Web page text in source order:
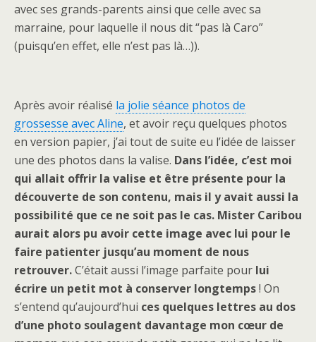
avec ses grands-parents ainsi que celle avec sa
marraine, pour laquelle il nous dit “pas là Caro”
(puisqu’en effet, elle n’est pas là…)).
Après avoir réalisé la jolie séance photos de
grossesse avec Aline, et avoir reçu quelques photos
en version papier, j’ai tout de suite eu l’idée de laisser
une des photos dans la valise. Dans l’idée, c’est moi
qui allait offrir la valise et être présente pour la
découverte de son contenu, mais il y avait aussi la
possibilité que ce ne soit pas le cas. Mister Caribou
aurait alors pu avoir cette image avec lui pour le
faire patienter jusqu’au moment de nous
retrouver.C’était aussi l’image parfaite pour lui
écrire un petit mot à conserver longtemps! On
s’entend qu’aujourd’hui ces quelques lettres au dos
d’une photo soulagent davantage mon cœur de